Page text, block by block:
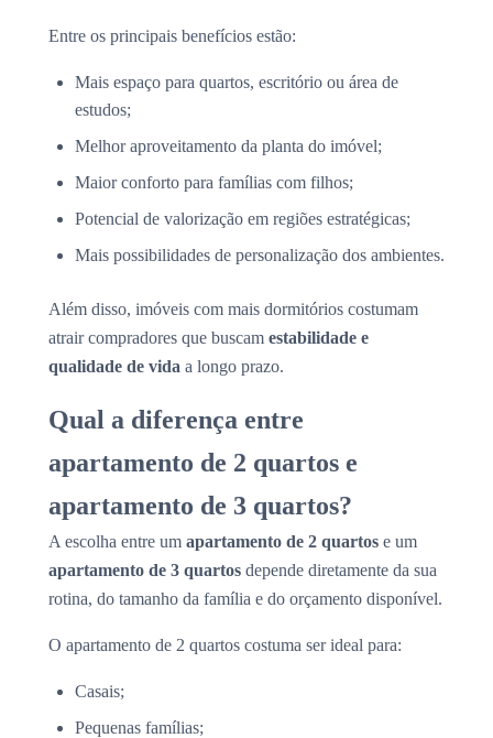
Entre os principais benefícios estão:
Mais espaço para quartos, escritório ou área de
estudos;
Melhor aproveitamento da planta do imóvel;
Maior conforto para famílias com filhos;
Potencial de valorização em regiões estratégicas;
Mais possibilidades de personalização dos ambientes.
Além disso, imóveis com mais dormitórios costumam
atrair compradores que buscam estabilidade e
qualidade de vida a longo prazo.
Qual a diferença entre
apartamento de 2 quartos e
apartamento de 3 quartos?
A escolha entre um apartamento de 2 quartos e um
apartamento de 3 quartos depende diretamente da sua
rotina, do tamanho da família e do orçamento disponível.
O apartamento de 2 quartos costuma ser ideal para:
Casais;
Pequenas famílias;